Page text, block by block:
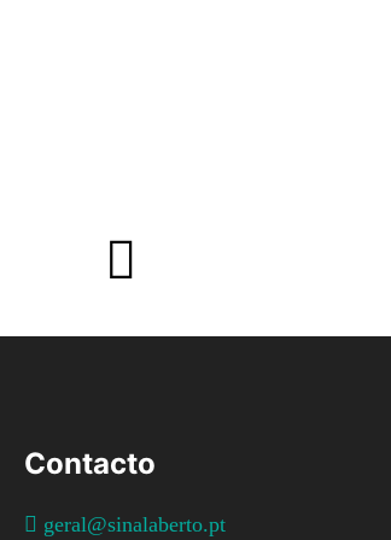
Contacto
geral@sinalaberto.pt